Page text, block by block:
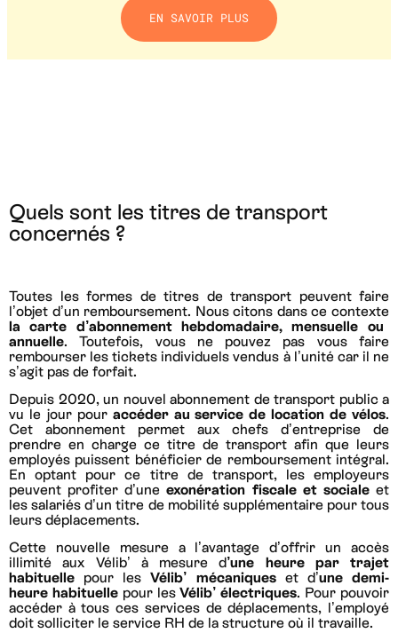
EN SAVOIR PLUS
Quels sont les titres de transport
concernés ?
Toutes les formes de titres de transport peuvent faire
l’objet d’un remboursement. Nous citons dans ce contexte
la carte d’abonnement hebdomadaire, mensuelle ou
annuelle. Toutefois, vous ne pouvez pas vous faire
rembourser les tickets individuels vendus à l’unité car il ne
s’agit pas de forfait.
Depuis 2020, un nouvel abonnement de transport public a
vu le jour pour accéder au service de location de vélos.
Cet abonnement permet aux chefs d’entreprise de
prendre en charge ce titre de transport afin que leurs
employés puissent bénéficier de remboursement intégral.
En optant pour ce titre de transport, les employeurs
peuvent profiter d’uneexonération fiscale et socialeet
les salariés d’un titre de mobilité supplémentaire pour tous
leurs déplacements.
Cette nouvelle mesure a l’avantage d’offrir un accès
illimité aux Vélib’ à mesure d’une heure par trajet
habituelle pour les Vélib’ mécaniques et d’une demi-
heure habituelle pour lesVélib’ électriques. Pour pouvoir
accéder à tous ces services de déplacements, l’employé
doit solliciter le service RH de la structure où il travaille.